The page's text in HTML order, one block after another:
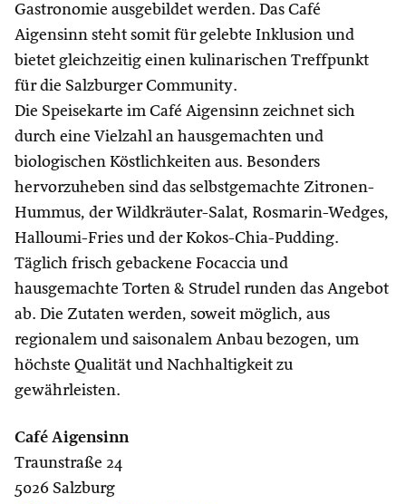
Gastronomie ausgebildet werden. Das Café
Aigensinn steht somit für gelebte Inklusion und
bietet gleichzeitig einen kulinarischen Treffpunkt
für die Salzburger Community.
Die Speisekarte im Café Aigensinn zeichnet sich
durch eine Vielzahl an hausgemachten und
biologischen Köstlichkeiten aus. Besonders
hervorzuheben sind das selbstgemachte Zitronen-
Hummus, der Wildkräuter-Salat, Rosmarin-Wedges,
Halloumi-Fries und der Kokos-Chia-Pudding.
Täglich frisch gebackene Focaccia und
hausgemachte Torten & Strudel runden das Angebot
ab. Die Zutaten werden, soweit möglich, aus
regionalem und saisonalem Anbau bezogen, um
höchste Qualität und Nachhaltigkeit zu
gewährleisten.
Café Aigensinn
Traunstraße 24
5026 Salzburg